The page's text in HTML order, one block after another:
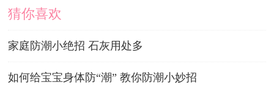
猜你喜欢
家庭防潮小绝招 石灰用处多
如何给宝宝身体防“潮” 教你防潮小妙招